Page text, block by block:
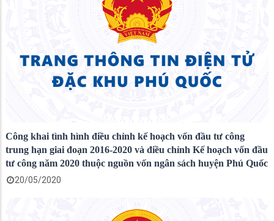
Công khai tình hình điều chỉnh kế hoạch vốn đầu tư công
trung hạn giai đoạn 2016-2020 và điều chỉnh Kế hoạch vốn đầu
tư công năm 2020 thuộc nguồn vốn ngân sách huyện Phú Quốc
20/05/2020